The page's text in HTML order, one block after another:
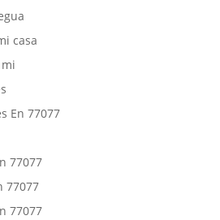
casa
En 77077
77077
77077
77077